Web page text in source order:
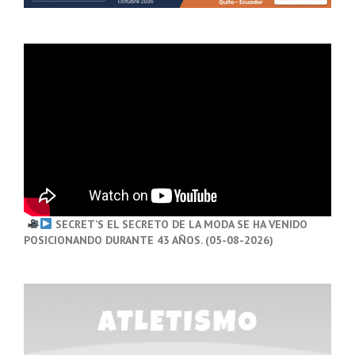
SECRET’S EL SECRETO DE LA MODA SE HA VENIDO
POSICIONANDO DURANTE 43 AÑOS. (05-08-2026)